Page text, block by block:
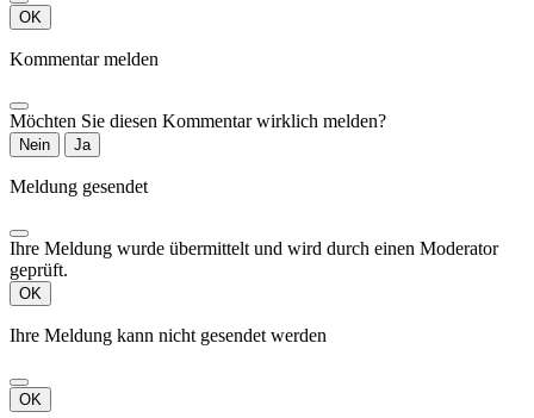
OK
Kommentar melden
Möchten Sie diesen Kommentar wirklich melden?
Nein Ja
Meldung gesendet
Ihre Meldung wurde übermittelt und wird durch einen Moderator
geprüft.
OK
Ihre Meldung kann nicht gesendet werden
OK